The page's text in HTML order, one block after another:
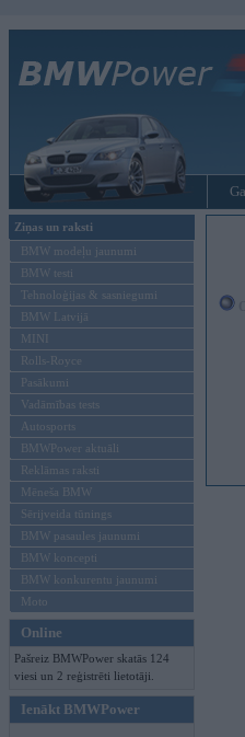
Ziņas un raksti
BMW modeļu jaunumi
BMW testi
Tehnoloģijas & sasniegumi
BMW Latvijā
MINI
Rolls-Royce
Pasākumi
Vadāmības tests
Autosports
BMWPower aktuāli
Reklāmas raksti
Mēneša BMW
Sērijveida tūnings
BMW pasaules jaunumi
BMW koncepti
BMW konkurentu jaunumi
Moto
Online
Pašreiz BMWPower skatās 124
viesi un 2 reģistrēti lietotāji.
Ienākt BMWPower